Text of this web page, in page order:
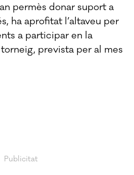
permès donar suport a
ha aprofitat l’altaveu per
a participar en la
prevista per al mes